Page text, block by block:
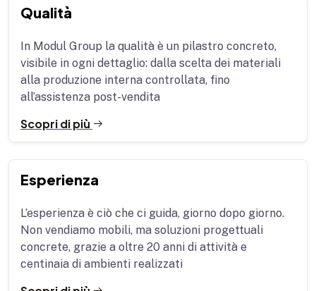
Qualità
In Modul Group la qualità è un pilastro concreto,
visibile in ogni dettaglio: dalla scelta dei materiali
alla produzione interna controllata, fino
all’assistenza post-vendita
Scopri di più
Esperienza
L’esperienza è ciò che ci guida, giorno dopo giorno.
Non vendiamo mobili, ma soluzioni progettuali
concrete, grazie a oltre 20 anni di attività e
centinaia di ambienti realizzati